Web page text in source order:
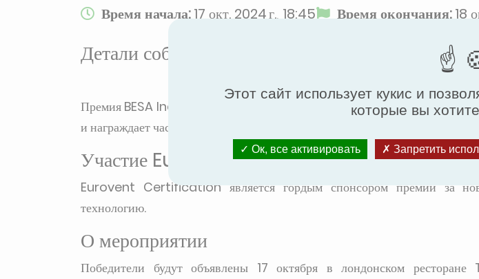
Время начала:17 окт. 2024 г., 18:45 Время окончания:18
Детали события
Премия BESA Industry Awards присуждается за достижения в области
и награждает частных лиц и компании за выдающиеся проекты, продукты
Участие Eurovent Certification
Eurovent Certification является гордым спонсором премии за
технологию.
О мероприятии
Победители будут объявлены 17 октября в лондонском
Этот сайт использует кукис и
которые вы
Ок, все активировать Запретить